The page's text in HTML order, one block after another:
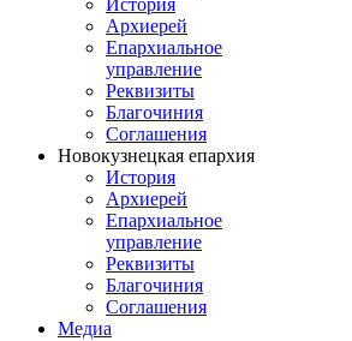
История
Архиерей
Епархиальное
управление
Реквизиты
Благочиния
Соглашения
Новокузнецкая епархия
История
Архиерей
Епархиальное
управление
Реквизиты
Благочиния
Соглашения
Медиа